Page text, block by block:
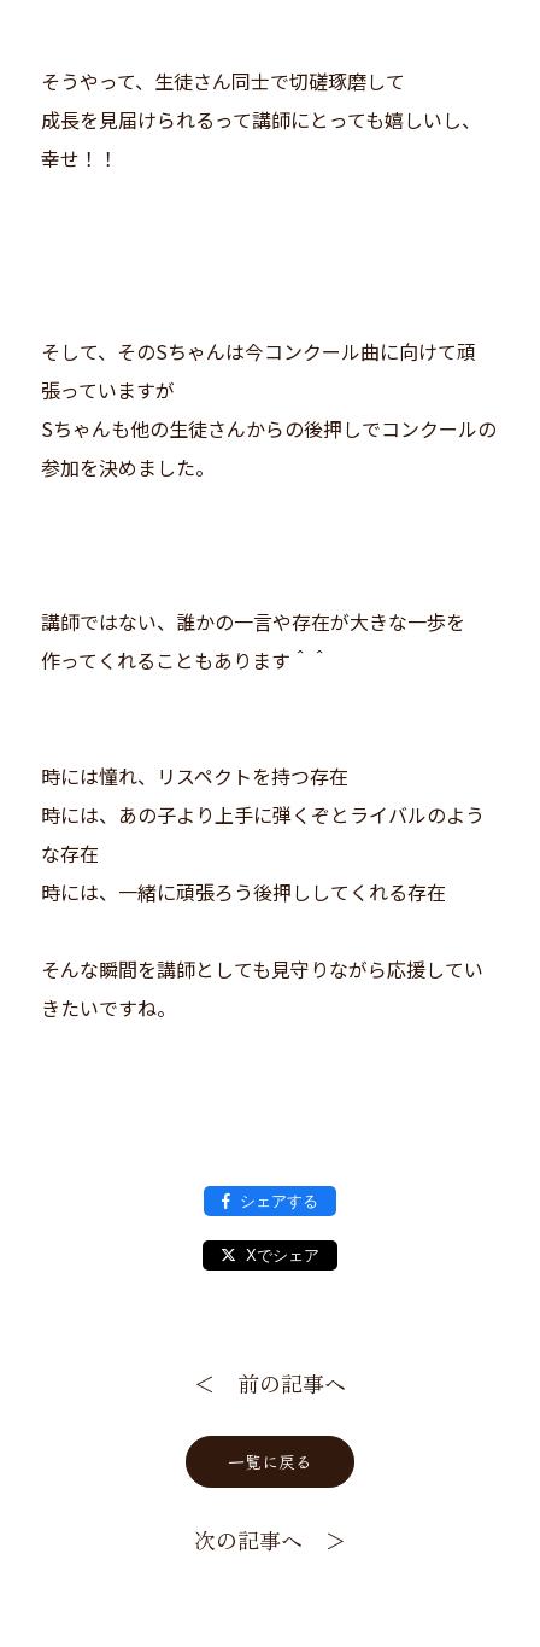
そうやって、生徒さん同士で切磋琢磨して
成長を見届けられるって講師にとっても嬉しいし、
幸せ！！
そして、そのSちゃんは今コンクール曲に向けて頑
張っていますが
Sちゃんも他の生徒さんからの後押しでコンクールの
参加を決めました。
講師ではない、誰かの一言や存在が大きな一歩を
作ってくれることもあります＾＾
時には憧れ、リスペクトを持つ存在
時には、あの子より上手に弾くぞとライバルのよう
な存在
時には、一緒に頑張ろう後押ししてくれる存在
そんな瞬間を講師としても見守りながら応援してい
きたいですね。
シェアする
Xでシェア
＜ 前の記事へ
一覧に戻る
次の記事へ ＞